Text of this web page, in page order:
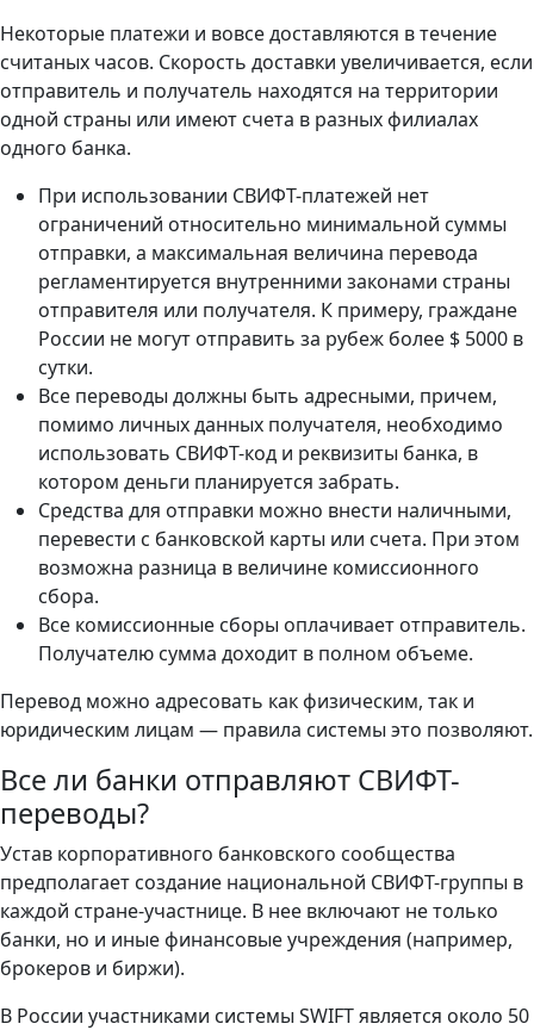
Некоторые платежи и вовсе доставляются в течение
считаных часов. Скорость доставки увеличивается, если
отправитель и получатель находятся на территории
одной страны или имеют счета в разных филиалах
одного банка.
При использовании СВИФТ-платежей нет
ограничений относительно минимальной суммы
отправки, а максимальная величина перевода
регламентируется внутренними законами страны
отправителя или получателя. К примеру, граждане
России не могут отправить за рубеж более $ 5000 в
сутки.
Все переводы должны быть адресными, причем,
помимо личных данных получателя, необходимо
использовать СВИФТ-код и реквизиты банка, в
котором деньги планируется забрать.
Средства для отправки можно внести наличными,
перевести с банковской карты или счета. При этом
возможна разница в величине комиссионного
сбора.
Все комиссионные сборы оплачивает отправитель.
Получателю сумма доходит в полном объеме.
Перевод можно адресовать как физическим, так и
юридическим лицам — правила системы это позволяют.
Все ли банки отправляют СВИФТ-
переводы?
Устав корпоративного банковского сообщества
предполагает создание национальной СВИФТ-группы в
каждой стране-участнице. В нее включают не только
банки, но и иные финансовые учреждения (например,
брокеров и биржи).
В России участниками системы SWIFT является около 50